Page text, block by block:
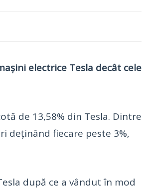
electrice Tesla decât cele
de 13,58% din Tesla. Dintre
deținând fiecare peste 3%,
după ce a vândut în mod